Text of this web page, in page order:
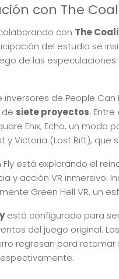
con The
con The
del estudio se
de las
inversores de People
siete proyectos.
Enix; Echo, un modo
y Victoria (Lost Rift), que
está explorando el
y acción VR inmersivo.
Green Hell VR, un
está configurado para
del juego original.
regresan para